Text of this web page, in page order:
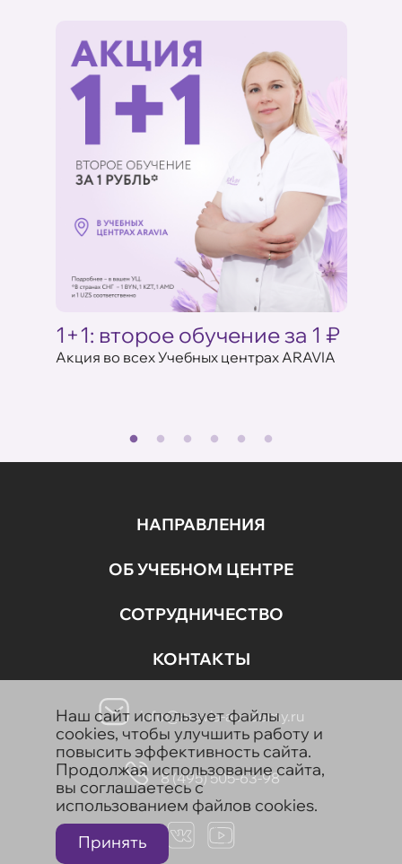
1+1: второе обучение за 1 ₽
Акция во всех Учебных центрах ARAVIA
НАПРАВЛЕНИЯ
ОБ УЧЕБНОМ ЦЕНТРЕ
СОТРУДНИЧЕСТВО
КОНТАКТЫ
info@aravia-academy.ru
8 (495) 505-63-98
Наш сайт использует файлы
cookies, чтобы улучшить работу и
повысить эффективность сайта.
Продолжая использование сайта,
вы соглашаетесь с
использованием файлов cookies.
Принять